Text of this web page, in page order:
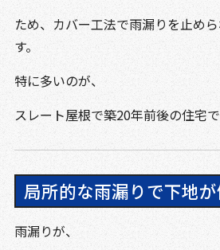
ため、カバー工法で雨漏りを止め
す。
特に多いのが、
スレート屋根で築20年前後の住宅で
局所的な雨漏りで下地
雨漏りが、